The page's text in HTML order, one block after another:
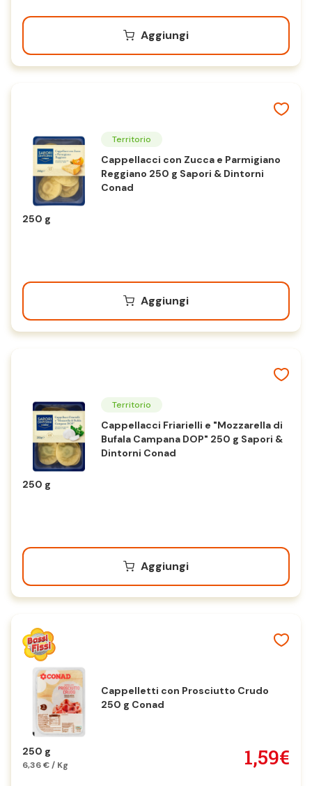
Aggiungi
Territorio
Cappellacci con Zucca e Parmigiano
Reggiano 250 g Sapori & Dintorni
Conad
250 g
Aggiungi
Territorio
Cappellacci Friarielli e "Mozzarella di
Bufala Campana DOP" 250 g Sapori &
Dintorni Conad
250 g
Aggiungi
Cappelletti con Prosciutto Crudo
250 g Conad
250 g
6,36 € / Kg 1,59€